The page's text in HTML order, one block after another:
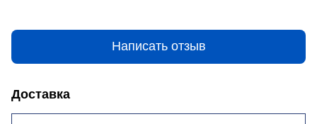
Написать отзыв
Доставка